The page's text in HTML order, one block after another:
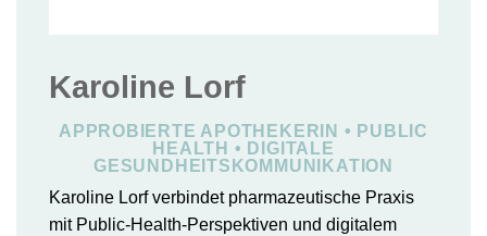
Karoline Lorf
APPROBIERTE APOTHEKERIN • PUBLIC
HEALTH • DIGITALE
GESUNDHEITSKOMMUNIKATION
Karoline Lorf verbindet pharmazeutische Praxis
mit Public-Health-Perspektiven und digitalem